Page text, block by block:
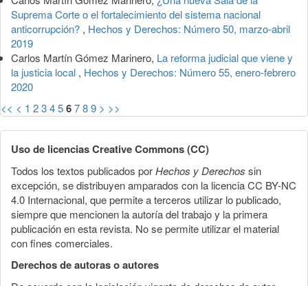
Suprema Corte o el fortalecimiento del sistema nacional
anticorrupción? , Hechos y Derechos: Número 50, marzo-abril
2019
Carlos Martín Gómez Marinero, La reforma judicial que viene y
la justicia local , Hechos y Derechos: Número 55, enero-febrero
2020
<< < 1 23456789 > >>
Uso de licencias Creative Commons (CC)
Todos los textos publicados porHechos y Derechos sin
excepción, se distribuyen amparados con la licencia CC BY-NC
4.0 Internacional, que permite a terceros utilizar lo publicado,
siempre que mencionen la autoría del trabajo y la primera
publicación en esta revista. No se permite utilizar el material
con fines comerciales.
Derechos de autoras o autores